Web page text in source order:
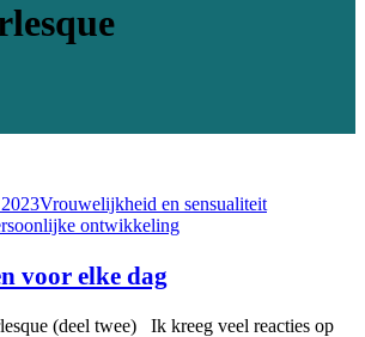
Vrouwelijkheid en sensualiteit
ontwikkeling
voor elke dag
(deel twee) Ik kreeg veel reacties op